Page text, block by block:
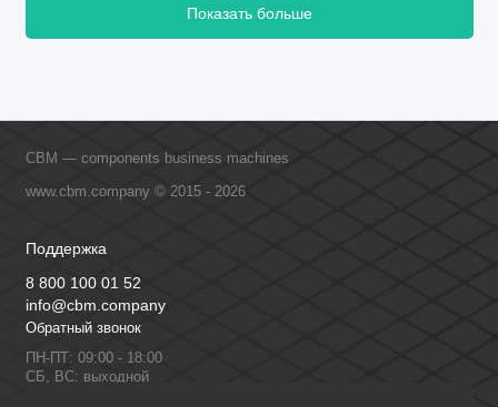
Показать больше
CBM — components business machines
www.cbm.company © 2015 - 2026
Поддержка
8 800 100 01 52
info@cbm.company
Обратный звонок
ПН-ПТ: 09:00 - 18:00
СБ, ВС: выходной